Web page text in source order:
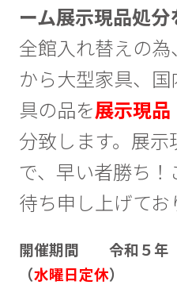
ーム展示現品処
全館入れ替えの
から大型家具、
具の品を展示現
分致します。展
で、早い者勝ち
待ち申し上げてお
開催期間 令和５年
（水曜日定休）